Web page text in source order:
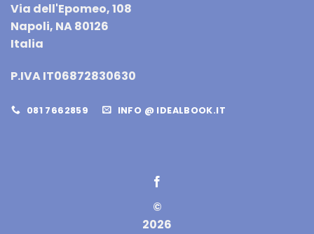
Via dell'Epomeo, 108
Napoli, NA 80126
Italia
P.IVA IT06872830630
081 7662859 INFO @ IDEALBOOK.IT
©
2026